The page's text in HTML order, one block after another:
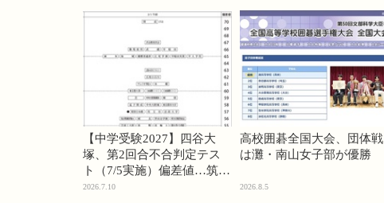
【中学受験2027】四谷大
塚、第2回合不合判定テス
ト（7/5実施）偏差値…筑駒
74・桜蔭70＜PR＞
2026.7.10
高校囲碁全国大会、団体戦
は灘・南山女子部が優勝
2026.8.5